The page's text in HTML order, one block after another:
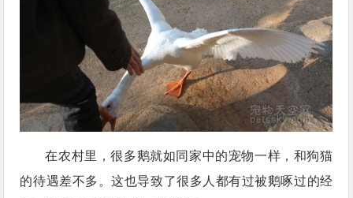
在农村里，很多鹅就如同家中的宠物一样，和狗猫
的待遇差不多。这也导致了很多人都有过被鹅啄过的经